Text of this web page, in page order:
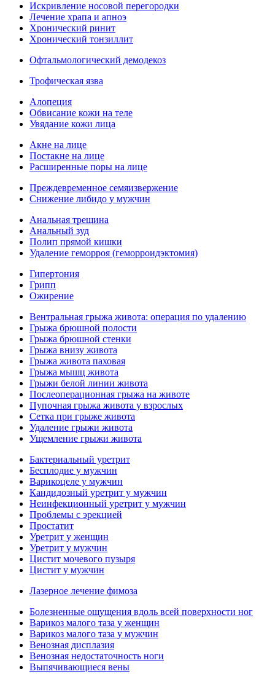
Искривление носовой перегородки
Лечение храпа и апноэ
Хронический ринит
Хронический тонзиллит
Офтальмологический демодекоз
Трофическая язва
Алопеция
Обвисание кожи на теле
Увядание кожи лица
Акне на лице
Постакне на лице
Расширенные поры на лице
Преждевременное семяизвержение
Снижение либидо у мужчин
Анальная трещина
Анальный зуд
Полип прямой кишки
Удаление геморроя (геморроидэктомия)
Гипертония
Грипп
Ожирение
Вентральная грыжа живота: операция по удалению
Грыжа брюшной полости
Грыжа брюшной стенки
Грыжа внизу живота
Грыжа живота паховая
Грыжа мышц живота
Грыжи белой линии живота
Послеоперационная грыжа на животе
Пупочная грыжа живота у взрослых
Сетка при грыже живота
Удаление грыжи живота
Ущемление грыжи живота
Бактериальный уретрит
Бесплодие у мужчин
Варикоцеле у мужчин
Кандидозный уретрит у мужчин
Неинфекционный уретрит у мужчин
Проблемы с эрекцией
Простатит
Уретрит у женщин
Уретрит у мужчин
Цистит мочевого пузыря
Цистит у мужчин
Лазерное лечение фимоза
Болезненные ощущения вдоль всей поверхности ног
Варикоз малого таза у женщин
Варикоз малого таза у мужчин
Венозная дисплазия
Венозная недостаточность ноги
Выпячивающиеся вены